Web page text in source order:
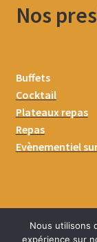
Nos
Buffets
Cocktail
Plateaux repas
Repas
Evènementiel
Nous utilisons
expérience sur